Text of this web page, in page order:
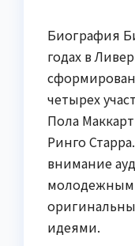
Биография
годах в
четырех
Пола
Ринго
внимание
молодежным
идеями.